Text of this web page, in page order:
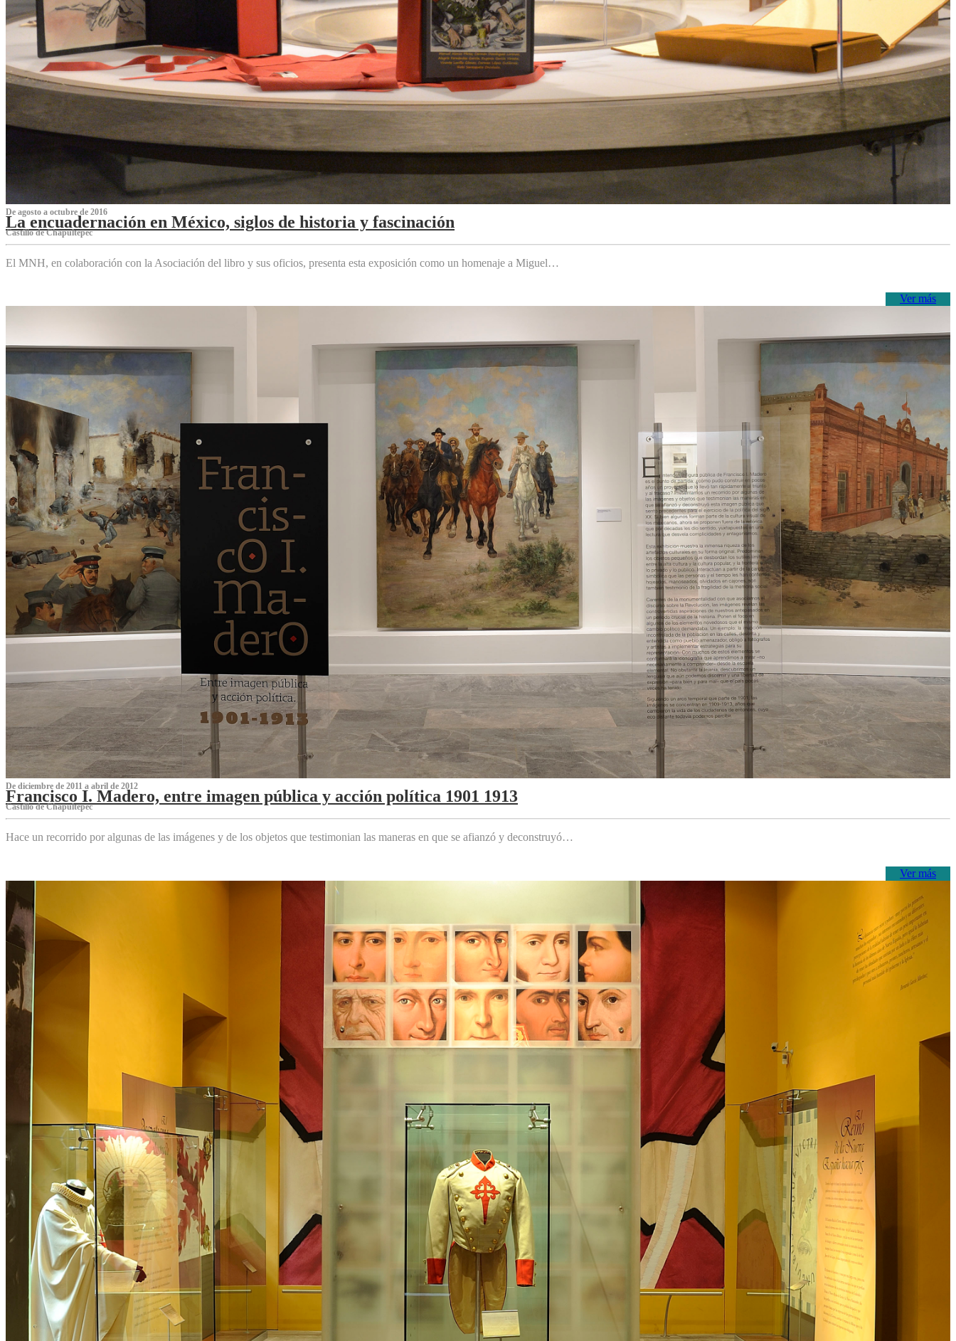
De agosto a octubre de 2016
La encuadernación en México, siglos de historia y fascinación
Castillo de Chapultepec
El MNH, en colaboración con la Asociación del libro y sus oficios, presenta esta exposición como un homenaje a Miguel…
Ver más
De diciembre de 2011 a abril de 2012
Francisco I. Madero, entre imagen pública y acción política 1901 1913
Castillo de Chapultepec
Hace un recorrido por algunas de las imágenes y de los objetos que testimonian las maneras en que se afianzó y deconstruyó…
Ver más